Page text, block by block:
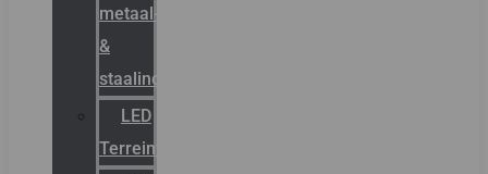
metaal-
&
staalindustrie
LED
Terreinverlichting